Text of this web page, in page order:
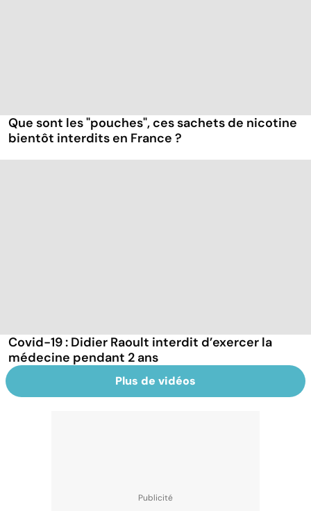
Que sont les "pouches", ces sachets de nicotine
bientôt interdits en France ?
Covid-19 : Didier Raoult interdit d’exercer la
médecine pendant 2 ans
Plus de vidéos